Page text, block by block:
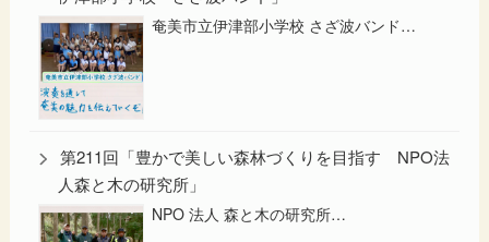
奄美市立伊津部小学校 さざ波バンド…
第211回「豊かで美しい森林づくりを目指す NPO法
人森と木の研究所」
NPO 法人 森と木の研究所…